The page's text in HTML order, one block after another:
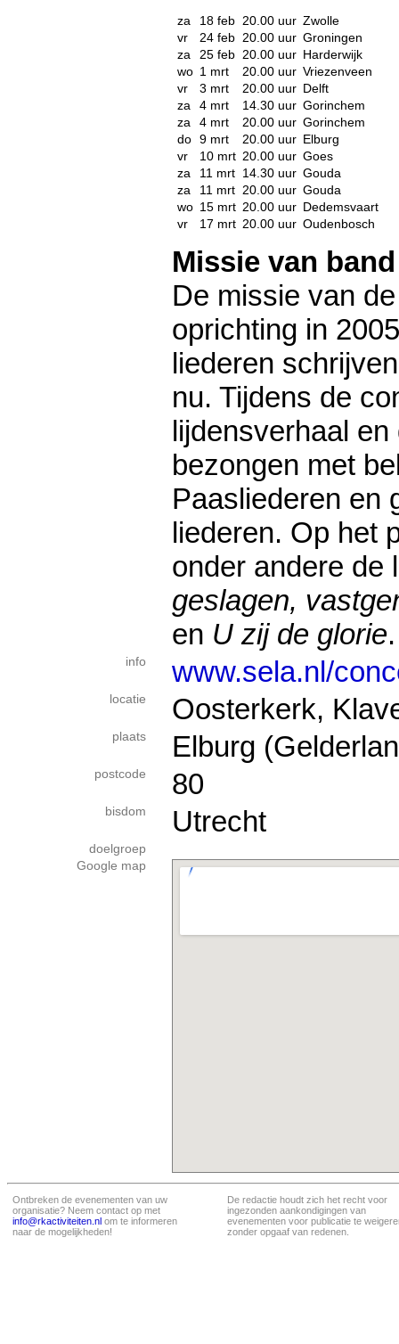
za 18 feb 20.00 uur Zwolle
vr
24 feb 20.00 uur Groningen
za
25 feb 20.00 uur Harderwijk
wo 1 mrt 20.00 uur Vriezenveen
vr
3 mrt 20.00 uur Delft
za
4 mrt 14.30 uur Gorinchem
za
4 mrt 20.00 uur Gorinchem
do 9 mrt 20.00 uur Elburg
vr
10 mrt 20.00 uur Goes
za
11 mrt 14.30 uur Gouda
za
11 mrt 20.00 uur Gouda
wo 15 mrt 20.00 uur Dedemsvaart
vr
17 mrt 20.00 uur Oudenbosch
Missie van
De missie van
oprichting in
liederen
nu. Tijdens de
lijdensverhaal
bezongen met
Paasliederen en
liederen. Op het
onder andere de
geslagen,
en U zij de glorie.
info www.sela.nl/
locatie Oosterkerk,
plaats Elburg
postcode 80
bisdom Utrecht
doelgroep
Google map
Ontbreken de evenementen van uw
organisatie? Neem contact op met
info@rkactiviteiten.nl om te informeren
naar de mogelijkheden!
De redactie houdt zich het recht voor
ingezonden aankondigingen van
evenementen voor publicatie te
zonder opgaaf van redenen.